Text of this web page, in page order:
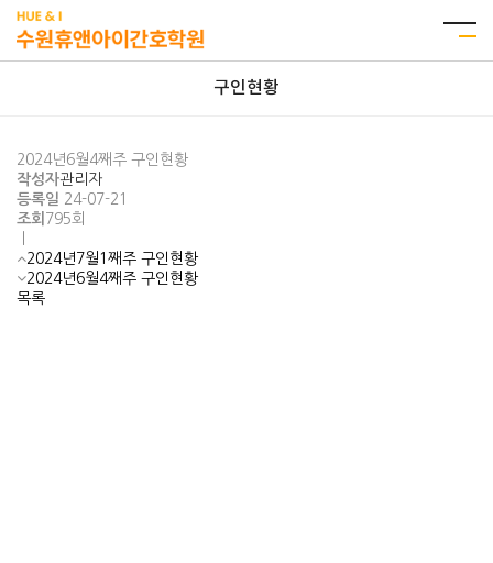
구인현황
2024년6월4째주 구인현황
작성자관리자
등록일 24-07-21
조회 795회
2024년7월1째주 구인현황
2024년6월4째주 구인현황
목록